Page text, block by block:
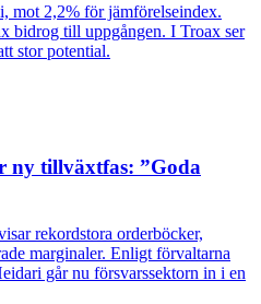
mot 2,2% för jämförelseindex.
bidrog till uppgången. I Troax ser
stor potential.
ny tillväxtfas: ”Goda
rekordstora orderböcker,
marginaler. Enligt förvaltarna
går nu försvarssektorn in i en